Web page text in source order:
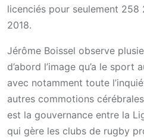
licenciés pour seulement
2018.
Jérôme Boissel observe
d’abord l’image qu’a le sport
avec notamment toute
autres commotions
est la gouvernance entre la
qui gère les clubs de rugby